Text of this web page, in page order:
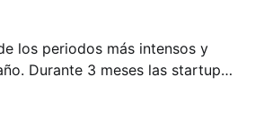
los periodos más intensos y
para iniciar sus rondas de